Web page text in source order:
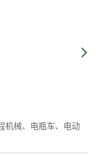
机械、电瓶车、电动